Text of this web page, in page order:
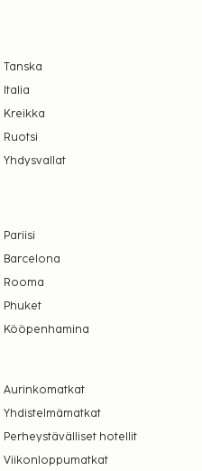
Tanska
Italia
Kreikka
Ruotsi
Yhdysvallat
Pariisi
Barcelona
Rooma
Phuket
Kööpenhamina
Aurinkomatkat
Yhdistelmämatkat
Perheystävälliset hotellit
Viikonloppumatkat